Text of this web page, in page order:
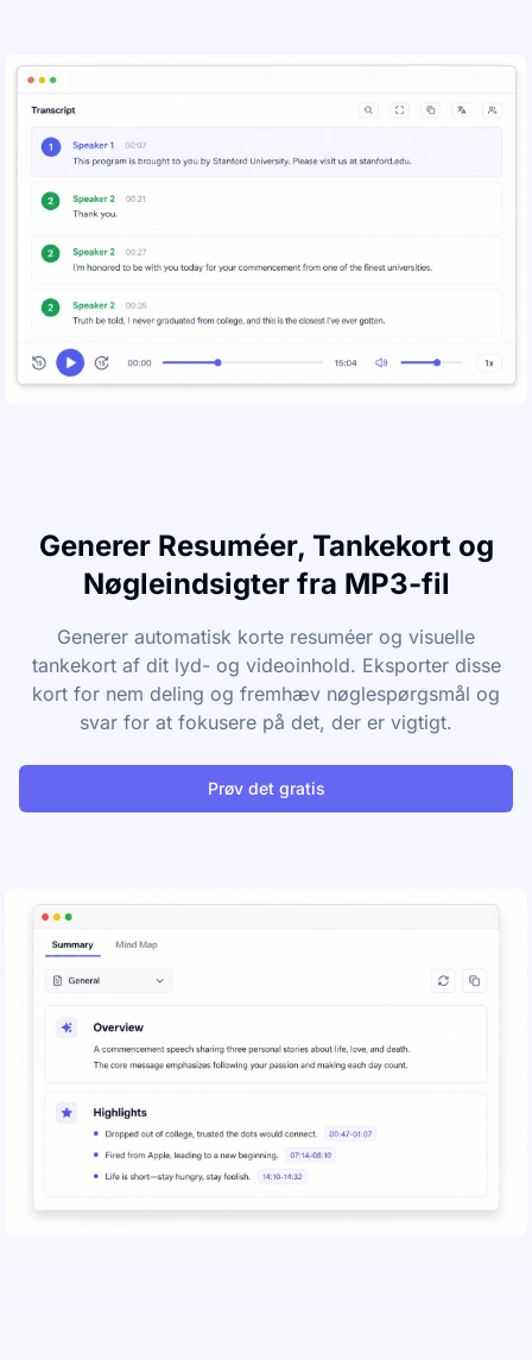
Generer Resuméer, Tankekort og
Nøgleindsigter fra MP3-fil
Generer automatisk korte resuméer og visuelle
tankekort af dit lyd- og videoinhold. Eksporter disse
kort for nem deling og fremhæv nøglespørgsmål og
svar for at fokusere på det, der er vigtigt.
Prøv det gratis